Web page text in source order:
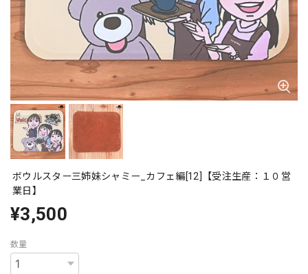
ボウルスター三姉妹シャミー_カフェ編[12]【受注生産：１０営
業日】
¥3,500
数量